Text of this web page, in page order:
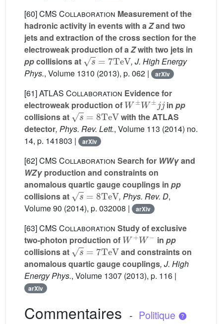
[60]CMS Collaboration Measurement of the
hadronic activity in events with aZand two
jets and extraction of the cross section for the
electroweak production of aZwith two jets in
ppcollisions at
s=7TeV
, J. High Energy
Phys., Volume 1310 (2013), p. 062 | arXiv
[61]ATLAS Collaboration Evidence for
electroweak production of
W±W±jj
inpp
collisions at
s=8TeV
with the ATLAS
detector, Phys. Rev. Lett., Volume 113 (2014) no.
14, p. 141803 |
arXiv
[62]CMS Collaboration Search for WWγand
WZγ production and constraints on
anomalous quartic gauge couplings in pp
collisions at
s=8TeV
, Phys. Rev. D,
Volume 90 (2014), p. 032008 | arXiv
[63]CMS Collaboration Study of exclusive
two-photon production of
W+W−
in pp
collisions at
s=7TeV
and constraints on
anomalous quartic gauge couplings, J. High
Energy Phys., Volume 1307 (2013), p. 116 |
arXiv
Commentaires - Politique